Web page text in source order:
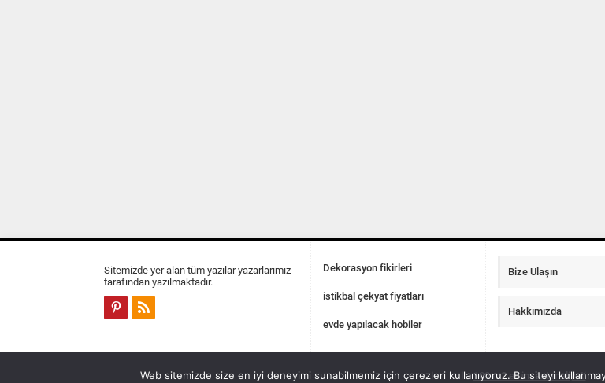
Sitemizde yer alan tüm yazılar yazarlarımız
tarafından yazılmaktadır.
Dekorasyon fikirleri
istikbal çekyat fiyatları
evde yapılacak hobiler
Bize Ulaşın
Hakkımızda
100 m2 ev insaat maliyeti
Web sitemizde size en iyi deneyimi sunabilmemiz için çerezleri kullanıyoruz. Bu siteyi